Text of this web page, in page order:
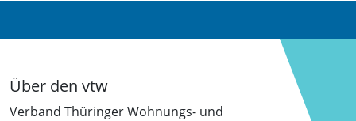
Über den vtw
Verband Thüringer Wohnungs- und